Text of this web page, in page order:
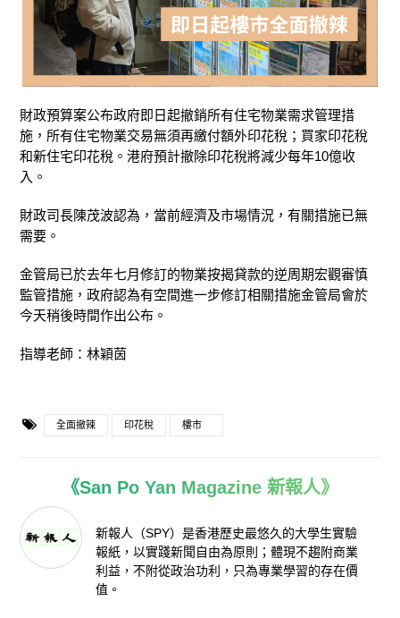
財政預算案公布政府即日起撤銷所有住宅物業需求管理措
施，所有住宅物業交易無須再繳付額外印花稅；買家印花稅
和新住宅印花稅。 港府預計撤除印花稅將減少每年10億收
入。
財政司長陳茂波認為，當前經濟及市場情況，有關措施已無
需要。
金管局已於去年七月修訂的物業按揭貸款的逆周期宏觀審慎
監管措施，政府認為有空間進一步修訂相關措施金管局會於
今天稍後時間作出公布。
指導老師：林穎茵
全面撤辣 印花稅 樓市
《San Po Yan Magazine 新報人》
新報人（SPY）是香港歷史最悠久的大學生實驗
報紙，以實踐新聞自由為原則；體現不趨附商業
利益，不附從政治功利，只為專業學習的存在價
值。